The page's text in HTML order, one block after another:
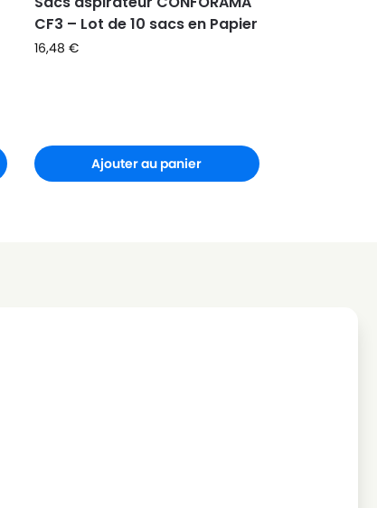
CF3 – Lot de 10 sacs en Papier
16,48€
Ajouter au panier